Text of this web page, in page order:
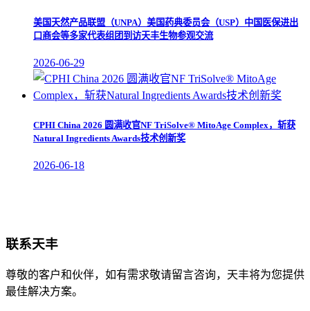
美国天然产品联盟（UNPA）美国药典委员会（USP）中国医保进出
口商会等多家代表组团到访天丰生物参观交流
2026-06-29
CPHI China 2026 圆满收官NF TriSolve® MitoAge Complex，斩获
Natural Ingredients Awards技术创新奖
2026-06-18
联系天丰
尊敬的客户和伙伴，如有需求敬请留言咨询，天丰将为您提供
最佳解决方案。